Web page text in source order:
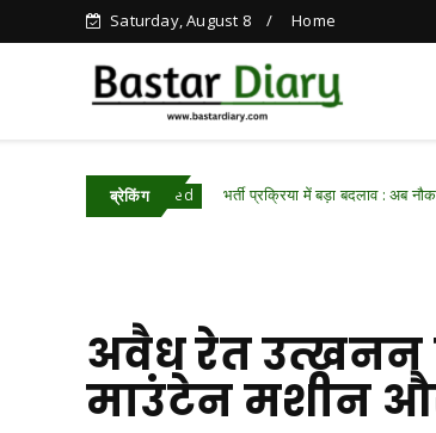
Saturday, August 8 Home
ब्रेकिंग
भर्ती प्रक्रिया में बड़ा बदलाव : अब नौकरियों में वेटिंग
अवैध रेत उत्खनन
माउंटेन मशीन